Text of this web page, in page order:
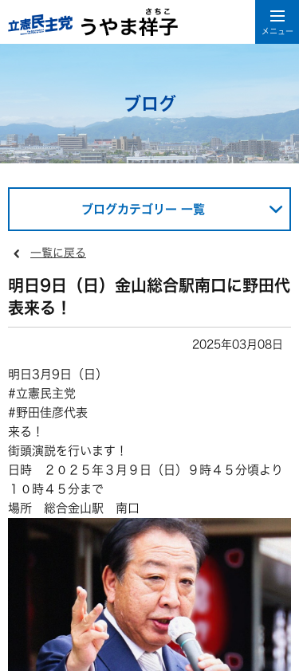
ブログ
ブログカテゴリー 一覧
一覧に戻る
明日9日（日）金山総合駅南口に野田代
表来る！
2025年03月08日
明日3月9日（日）
#立憲民主党
#野田佳彦代表
来る！
街頭演説を行います！
日時 ２０２５年３月９日（日）９時４５分頃より
１０時４５分まで
場所 総合金山駅 南口